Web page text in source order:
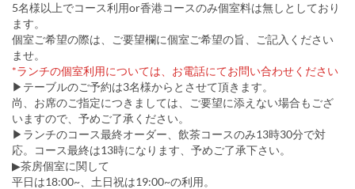
5名様以上でコース利用or香港コースのみ個室料は無しとしており
ます。
個室ご希望の際は、ご要望欄に個室ご希望の旨、ご記入ください
ませ。
*ランチの個室利用については、お電話にてお問い合わせください
▶テーブルのご予約は3名様からとさせて頂きます。
尚、お席のご指定につきましては、ご要望に添えない場合もござ
いますので、予めご了承ください。
▶ランチのコース最終オーダー、飲茶コースのみ13時30分で対
応。コース最終は13時になります、予めご了承下さい。
▶茶房個室に関して
平日は18:00~、土日祝は19:00~の利用。